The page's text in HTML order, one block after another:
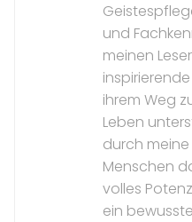
und
meinen
ihrem Weg
Leben
durch
Menschen
volles
ein